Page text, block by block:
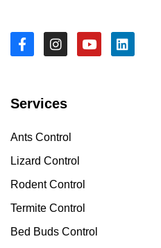
Services
Ants Control
Lizard Control
Rodent Control
Termite Control
Bed Buds Control